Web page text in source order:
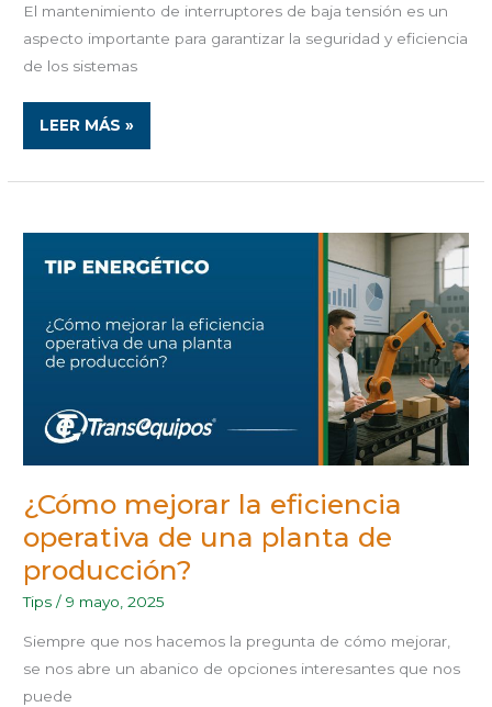
El mantenimiento de interruptores de baja tensión es un
aspecto importante para garantizar la seguridad y eficiencia
de los sistemas
LEER MÁS »
¿Cómo mejorar la eficiencia
operativa de una planta de
producción?
Tips /9 mayo, 2025
Siempre que nos hacemos la pregunta de cómo mejorar,
se nos abre un abanico de opciones interesantes que nos
puede
¿CÓMO
LA
EFICIENCIA
UNA
PLANTA
DE
PRODUCCIÓN?